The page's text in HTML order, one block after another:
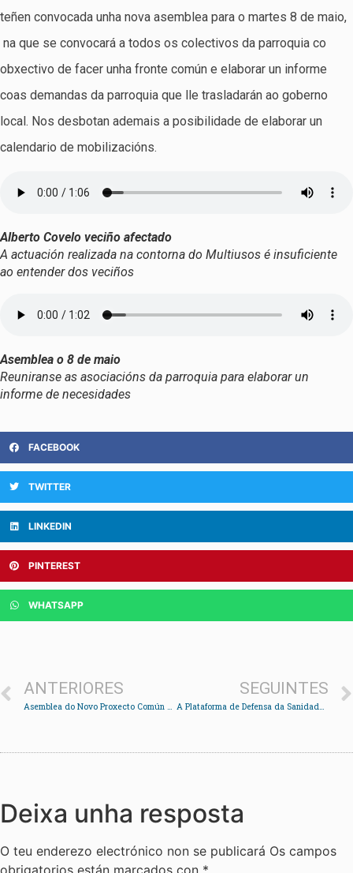
teñen convocada unha nova asemblea para o martes 8 de maio,
na que se convocará a todos os colectivos da parroquia co
obxectivo de facer unha fronte común e elaborar un informe
coas demandas da parroquia que lle trasladarán ao goberno
local. Nos desbotan ademais a posibilidade de elaborar un
calendario de mobilizacións.
Alberto Covelo veciño afectado
A actuación realizada na contorna do Multiusos é insuficiente
ao entender dos veciños
Asemblea o 8 de maio
Reuniranse as asociacións da parroquia para elaborar un
informe de necesidades
FACEBOOK
TWITTER
LINKEDIN
PINTEREST
WHATSAPP
ANTERIORES
Asemblea do Novo Proxecto Común de Redondela
SEGUINTES
A Plataforma de Defensa da Sanidade Pública busca constituírse en Redondela, Pazos e Fornelos
Deixa unha resposta
O teu enderezo electrónico non se publicará Os campos